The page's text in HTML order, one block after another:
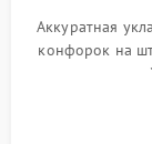
Аккуратная
конфорок на